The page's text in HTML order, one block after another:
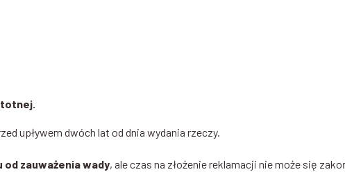
upływem dwóch lat od dnia wydania rzeczy.
od zauważenia wady, ale czas na złożenie reklamacji nie może się